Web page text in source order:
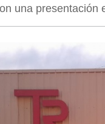
una presentación